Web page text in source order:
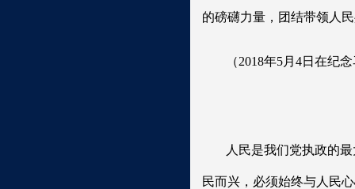
的磅礴力量，团结带领人
（2018年5月4日在纪
人民是我们党执政的
民而兴，必须始终与人民